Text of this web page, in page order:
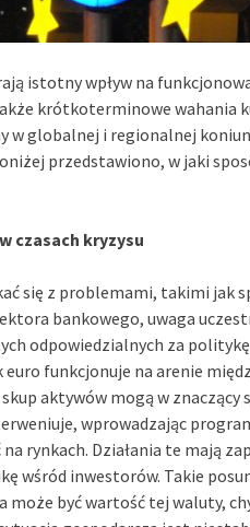
istotny wpływ na
krótkoterminowe wahania
w globalnej i regionalnej
przedstawiono, w jaki
czasach kryzysu
się z problemami, takimi jak
bankowego, uwaga
odpowiedzialnych za
euro funkcjonuje na arenie
aktywów mogą w
wprowadzając
rynkach. Działania te mają
wśród inwestorów. Takie
być wartość tej waluty,